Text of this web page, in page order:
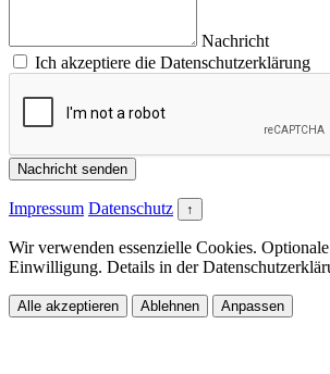
Nachricht
Ich akzeptiere die Datenschutzerklärung
Nachricht senden
Impressum Datenschutz ↑
Wir verwenden essenzielle Cookies.
Einwilligung. Details in der
Alle akzeptieren Ablehnen Anpassen